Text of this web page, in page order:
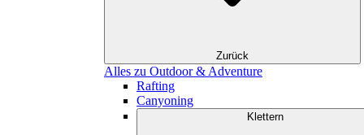
Zurück
Alles zu Outdoor & Adventure
Rafting
Canyoning
Klettern